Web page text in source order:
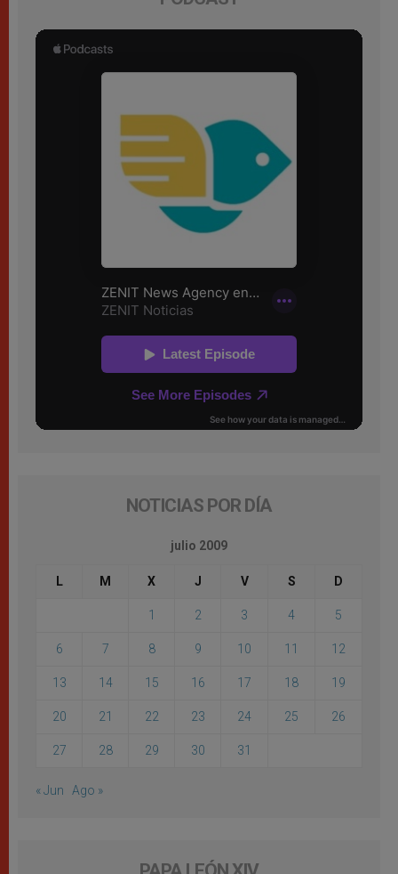
NOTICIAS POR DÍA
julio 2009
L M X J V S D
1 2 3 4 5
6 7 8 9 10 11 12
13 14 15 16 17 18 19
20 21 22 23 24 25 26
27 28 29 30 31
« Jun Ago »